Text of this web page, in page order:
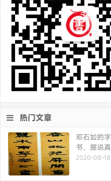
热门文章
邓石如的
书，据说
2020-08-18